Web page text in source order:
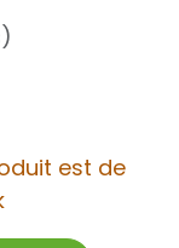
est de